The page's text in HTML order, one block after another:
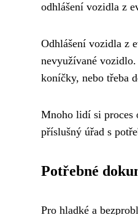
odhlášení vozidla z
Odhlášení vozidla z
nevyužívané
koníčky, nebo třeba
Mnoho lidí si proces
příslušný úřad s
Potřebné
Pro hladké a